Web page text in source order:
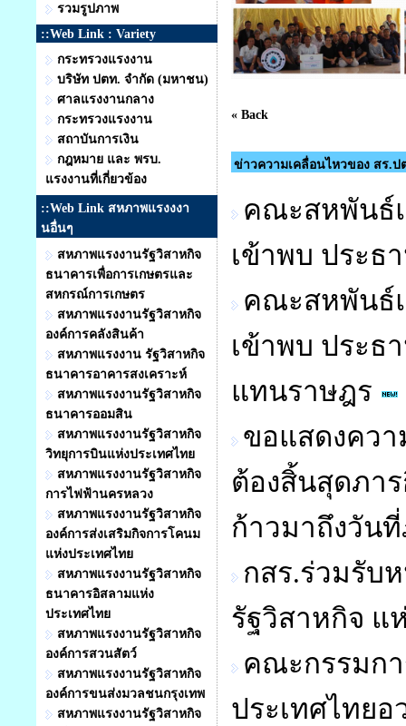
รวมรูปภาพ
::Web Link : Variety
กระทรวงแรงงาน
บริษัท ปตท. จำกัด (มหาชน)
ศาลแรงงานกลาง
กระทรวงแรงงาน
สถาบันการเงิน
กฎหมาย และ พรบ.
แรงงานที่เกี่ยวข้อง
::Web Link สหภาพแรงงงา
นอื่นๆ
สหภาพแรงงานรัฐวิสาหกิจ
ธนาคารเพื่อการเกษตรและ
สหกรณ์การเกษตร
สหภาพแรงงานรัฐวิสาหกิจ
องค์การคลังสินค้า
สหภาพแรงงาน รัฐวิสาหกิจ
ธนาคารอาคารสงเคราะห์
สหภาพแรงงานรัฐวิสาหกิจ
ธนาคารออมสิน
สหภาพแรงงานรัฐวิสาหกิจ
วิทยุการบินแห่งประเทศไทย
สหภาพแรงงานรัฐวิสาหกิจ
การไฟฟ้านครหลวง
สหภาพแรงงานรัฐวิสาหกิจ
องค์การส่งเสริมกิจการโคนม
แห่งประเทศไทย
สหภาพแรงงานรัฐวิสาหกิจ
ธนาคารอิสลามแห่ง
ประเทศไทย
สหภาพแรงงานรัฐวิสาหกิจ
องค์การสวนสัตว์
สหภาพแรงงานรัฐวิสาหกิจ
องค์การขนส่งมวลชนกรุงเทพ
สหภาพแรงงานรัฐวิสาหกิจ
« Back
ข่าวความเคลื่อนไหวของ สร.ป
คณะสหพันธ์
เข้าพบ ประธ
คณะสหพันธ์
เข้าพบ ประธ
แทนราษฎร
ขอแสดงคว
ต้องสิ้นสุดภา
ก้าวมาถึงวัน
กสร.ร่วมรับ
รัฐวิสาหกิจ แ
คณะกรรมก
ประเทศไทย